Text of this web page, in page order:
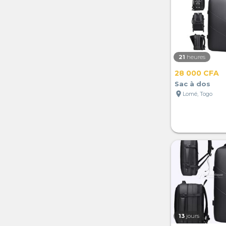
21 heures
28 000 CFA
Sac à dos
location_on Lomé, Togo
13 jours